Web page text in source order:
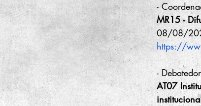
-
MR15 -
08/08/
https://
- Debatedor
AT07